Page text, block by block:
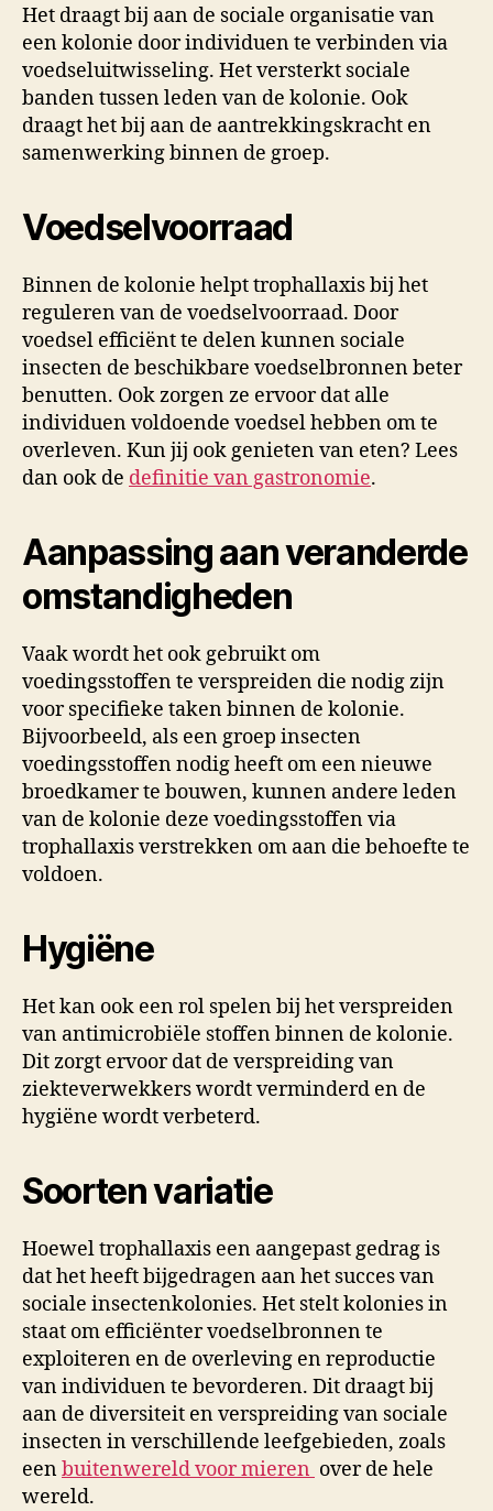
Het draagt bij aan de sociale organisatie van
een kolonie door individuen te verbinden via
voedseluitwisseling. Het versterkt sociale
banden tussen leden van de kolonie. Ook
draagt het bij aan de aantrekkingskracht en
samenwerking binnen de groep.
Voedselvoorraad
Binnen de kolonie helpt trophallaxis bij het
reguleren van de voedselvoorraad. Door
voedsel efficiënt te delen kunnen sociale
insecten de beschikbare voedselbronnen beter
benutten. Ook zorgen ze ervoor dat alle
individuen voldoende voedsel hebben om te
overleven. Kun jij ook genieten van eten? Lees
dan ook de definitie van gastronomie.
Aanpassing aan veranderde
omstandigheden
Vaak wordt het ook gebruikt om
voedingsstoffen te verspreiden die nodig zijn
voor specifieke taken binnen de kolonie.
Bijvoorbeeld, als een groep insecten
voedingsstoffen nodig heeft om een nieuwe
broedkamer te bouwen, kunnen andere leden
van de kolonie deze voedingsstoffen via
trophallaxis verstrekken om aan die behoefte te
voldoen.
Hygiëne
Het kan ook een rol spelen bij het verspreiden
van antimicrobiële stoffen binnen de kolonie.
Dit zorgt ervoor dat de verspreiding van
ziekteverwekkers wordt verminderd en de
hygiëne wordt verbeterd.
Soorten variatie
Hoewel trophallaxis een aangepast gedrag is
dat het heeft bijgedragen aan het succes van
sociale insectenkolonies. Het stelt kolonies in
staat om efficiënter voedselbronnen te
exploiteren en de overleving en reproductie
van individuen te bevorderen. Dit draagt bij
aan de diversiteit en verspreiding van sociale
insecten in verschillende leefgebieden, zoals
eenbuitenwereld voor mieren over de hele
wereld.